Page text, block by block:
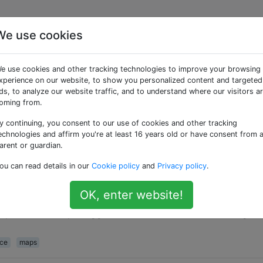
«resource»
sulla manutenzione della bicicletta?
Sono abbastanza sicuro di poter trovare materiale su
Qualche blog là fuori?
stradali per ciclisti di Google Maps, ma trovo che
le mappe con informazioni nuove / migliori
posso inviare per aggiornare i dati di ciclismo di Google
maps
use cookies
use cookies and other tracking technologies to improve your browsing
on our website, to show you personalized content and targeted
to analyze our website traffic, and to understand where our visitors
from.
continuing, you consent to our use of cookies and other tracking
and affirm you're at least 16 years old or have consent from a
or guardian.
can read details in our Cookie policy and Privacy policy.
OK, enter website!